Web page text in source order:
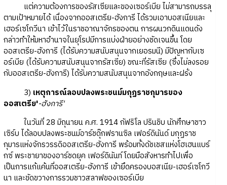
แต่ความต้องการของรัสเซียและของเซอร์เบีย ไม่สามารถบรรลุ
ตามเป้าหมายได้ เนื่องจากออสเตรีย-ฮังการี ได้รวมเอาบอสเนียและ
เฮอร์เซโกวีนา เข้าไว้ในราชอาณาจักรของตน การผนวกดินแดนดัง
กล่าวทำให้มหาอำนาจในยุโรปมีการแบ่งฝ่ายอย่างชัดเจนขึ้น โดย
ออสเตรีย-ฮังการี (ได้รับความสนับสนุนจากเยอรมนี) มีปัญหากับเซ
อร์เบีย (ได้รับความสนับสนุนจากรัสเซีย) ขณะที่รัสเซีย (ซึ่งไม่ลงรอย
กับออสเตรีย-ฮังการี) ได้รับความสนับสนุนจากอังกฤษและฝรั่ง
3) เหตุการณ์ลอบปลงพระชนม์มกุฏราชกุมารของ
ออสเตรีย'-ฮังการี'
ในวันที่ 28 มิถุนายน ค.ศ. 1914 กัฟริโล ปรินชิบ นักศึกษาชาว
เซิร์บ ได้ลอบปลงพระชนม์อาร์ชดุ๊กฟรานซิล เฟอร์ดินันด์ มกุฏราช
กุมารแห่งจักรวรรดิออสเตรีย-ฮังการี พร้อมทั้งดัชเชสแห่งโฮเฮนแบร์
กซ์ พระชายาของอาร์ชดยุค เฟอร์ดินันท์ โดยมือสังหารทำไปเพื่อ
เป็นการแก้แค้นที่ออสเตรีย-ฮังการี เข้ายึดครองบอสเนีย-เฮอร์เซโกวี
นา และขัดขวางการรวมชาวสลาฟของเซอร์เบีย